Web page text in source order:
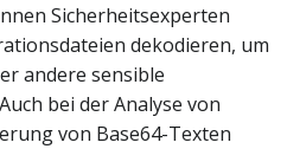
Sicherheitsexperten
dekodieren, um
andere sensible
bei der Analyse von
von Base64-Texten